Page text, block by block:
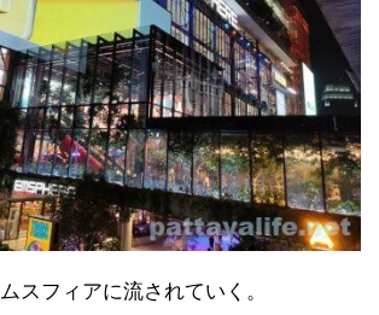
スフィアに流されていく。